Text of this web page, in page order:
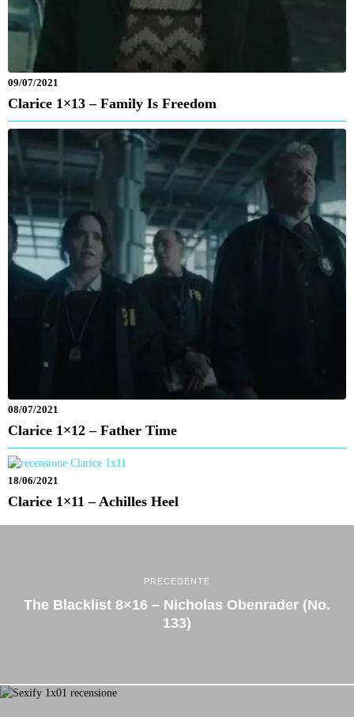
09/07/2021
Clarice 1×13 – Family Is Freedom
08/07/2021
Clarice 1×12 – Father Time
18/06/2021
Clarice 1×11 – Achilles Heel
PRECEDENTE
The Blacklist 8×16 – Nicholas Obenrader (No.
133)